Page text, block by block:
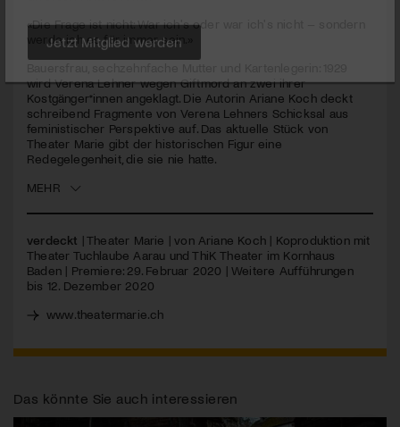
seconds
«Die Frage ist nicht: War ich's oder war ich's nicht – sondern
werde ich es für immer sein.»
wird Verena Lehner wegen Giftmord an zwei ihrer
Kostgänger*innen angeklagt. Die Autorin Ariane Koch deckt
schreibend Fragmente von Verena Lehners Schicksal aus
feministischer Perspektive auf. Das aktuelle Stück von
Theater Marie gibt der historischen Figur eine
Redegelegenheit, die sie nie hatte.
MEHR
verdeckt | Theater Marie | von Ariane Koch | Koproduktion mit
Theater Tuchlaube Aarau und ThiK Theater im Kornhaus
Baden | Premiere: 29. Februar 2020 | Weitere Aufführungen
bis 12. Dezember 2020
www.theatermarie.ch
Das könnte Sie auch interessieren
diversen Kulturevents.